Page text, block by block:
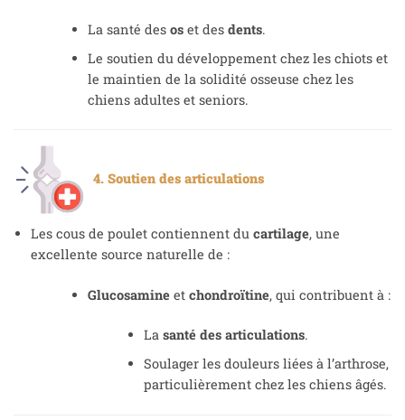
La santé des oset des dents.
Le soutien du développement chez les chiots et
le maintien de la solidité osseuse chez les
chiens adultes et seniors.
4. Soutien des articulations
Les cous de poulet contiennent du cartilage, une
excellente source naturelle de :
Glucosamine et chondroïtine, qui contribuent à :
Lasanté des articulations.
Soulager les douleurs liées à l’arthrose,
particulièrement chez les chiens âgés.